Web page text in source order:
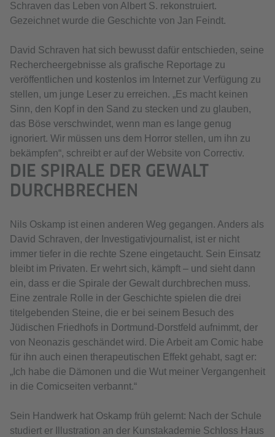
Schraven das Leben von Albert S. rekonstruiert.
Gezeichnet wurde die Geschichte von Jan Feindt.
David Schraven hat sich bewusst dafür entschieden, seine
Rechercheergebnisse als grafische Reportage zu
veröffentlichen und kostenlos im Internet zur Verfügung zu
stellen, um junge Leser zu erreichen. „Es macht keinen
Sinn, den Kopf in den Sand zu stecken und zu glauben,
das Böse verschwindet, wenn man es lange genug
ignoriert. Wir müssen uns dem Horror stellen, um ihn zu
bekämpfen“, schreibt er auf der Website von Correctiv.
DIE SPIRALE DER GEWALT
DURCHBRECHEN
Nils Oskamp ist einen anderen Weg gegangen. Anders als
David Schraven, der Investigativjournalist, ist er nicht
immer tiefer in die rechte Szene eingetaucht. Sein Einsatz
bleibt im Privaten. Er wehrt sich, kämpft – und sieht dann
ein, dass er die Spirale der Gewalt durchbrechen muss.
Eine zentrale Rolle in der Geschichte spielen die drei
titelgebenden Steine, die er bei seinem Besuch des
Jüdischen Friedhofs in Dortmund-Dorstfeld aufnimmt, der
von Neonazis geschändet wird. Die Arbeit am Comic habe
für ihn auch einen therapeutischen Effekt gehabt, sagt er:
„Ich habe die Dämonen und die Wut meiner Vergangenheit
in die Comicseiten verbannt.“
Sein Handwerk hat Oskamp früh gelernt: Nach der Schule
studiert er Illustration an der Kunstakademie Schloss Haus